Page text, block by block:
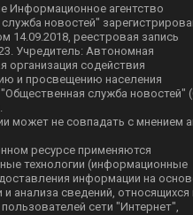
Информационное агентство
новостей"
14.09.2018, реестровая запись
Учредитель: Автономная
организация содействия
и просвещению населения
служба новостей"
может не совпадать с мнением
ресурсе применяются
технологии (информационные
информации на
и анализа сведений, относящихся
сети "Интернет",